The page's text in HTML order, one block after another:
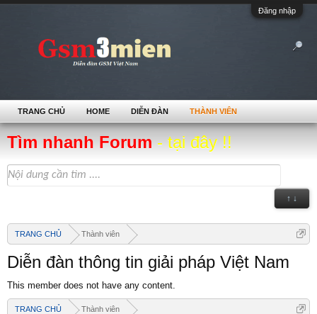
Đăng nhập
Tìm nhanh Forum - tại đây !!
↑ ↓
TRANG CHỦ Thành viên
Diễn đàn thông tin giải pháp Việt Nam
This member does not have any content.
TRANG CHỦ Thành viên
TRANG CHỦ HOME DIỄN ĐÀN THÀNH VIÊN